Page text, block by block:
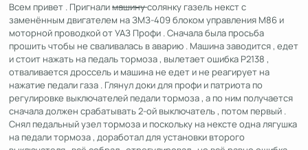
Всем привет . Пригналимашинусолянку газель некст с
заменённым двигателем на ЗМЗ-409 блоком управления М86 и
моторной проводкой от УАЗ Профи . Сначала была просьба
прошить чтобы не сваливалась в аварию . Машина заводится , едет
и стоит нажать на педаль тормоза , вылетает ошибка P2138 ,
отваливается дроссель и машина не едет и не реагирует на
нажатие педали газа . Глянул доки для профи и патриота по
регулировке выключателей педали тормоза , а по ним получается
сначала должен срабатывать 2-ой выключатель , потом первый .
Снял педальный узел тормоза и поскольку на нексте одна лягушка
на педали тормоза , доработал для установки второго